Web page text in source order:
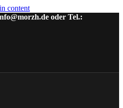
content
oder Tel.: